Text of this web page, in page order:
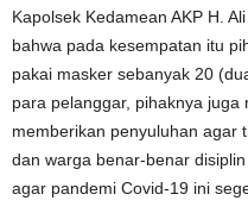
Kapolsek Kedamean AKP H.
bahwa pada kesempatan itu
pakai masker sebanyak 20
para pelanggar, pihaknya
memberikan penyuluhan agar
dan warga benar-benar
agar pandemi Covid-19 ini